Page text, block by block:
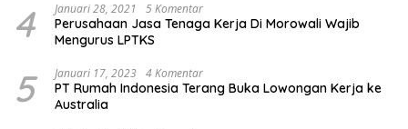
4 Januari 28, 2021 5 Komentar
Perusahaan Jasa Tenaga Kerja Di Morowali Wajib
Mengurus LPTKS
5 Januari 17, 2023 4 Komentar
PT Rumah Indonesia Terang Buka Lowongan Kerja ke
Australia